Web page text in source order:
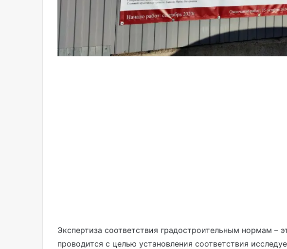
Экспертиза соответствия градостроительным нормам –
проводится с целью установления соответствия